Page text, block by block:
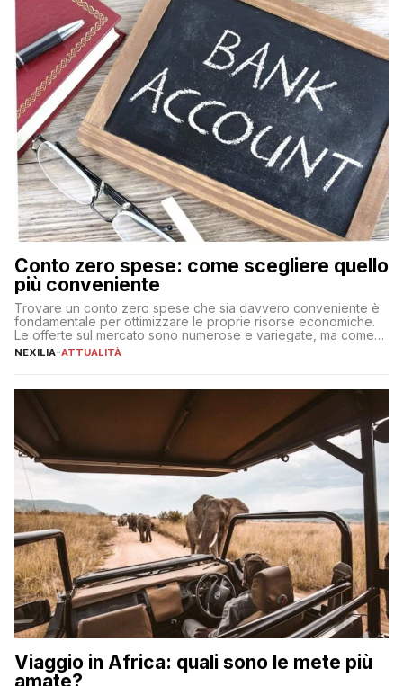
Conto zero spese: come scegliere quello
più conveniente
Trovare un conto zero spese che sia davvero conveniente è
fondamentale per ottimizzare le proprie risorse economiche.
Le offerte sul mercato sono numerose e variegate, ma come
individuare quella più adatta alle proprie esigenze senza
sul […]
NEXILIA-ATTUALITÀ
Viaggio in Africa: quali sono le mete più
amate?